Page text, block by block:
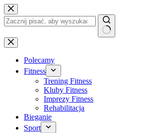
Przejdź
do
treści
Brak
wyników
Polecamy
Fitness
Trening Fitness
Kluby Fitness
Imprezy Fitness
Rehabilitacja
Bieganie
Sport